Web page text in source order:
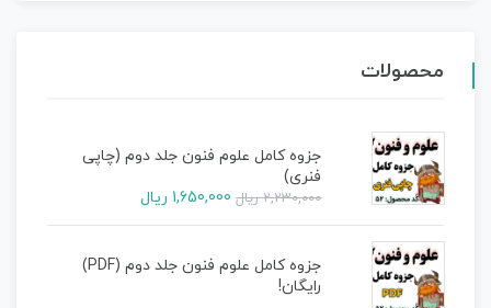
محصولات
جزوه کامل علوم فنون جلد دوم (چاپی
فنری)
2,230,000 ریال 1,650,000 ریال
جزوه کامل علوم فنون جلد دوم (PDF)
رایگان!